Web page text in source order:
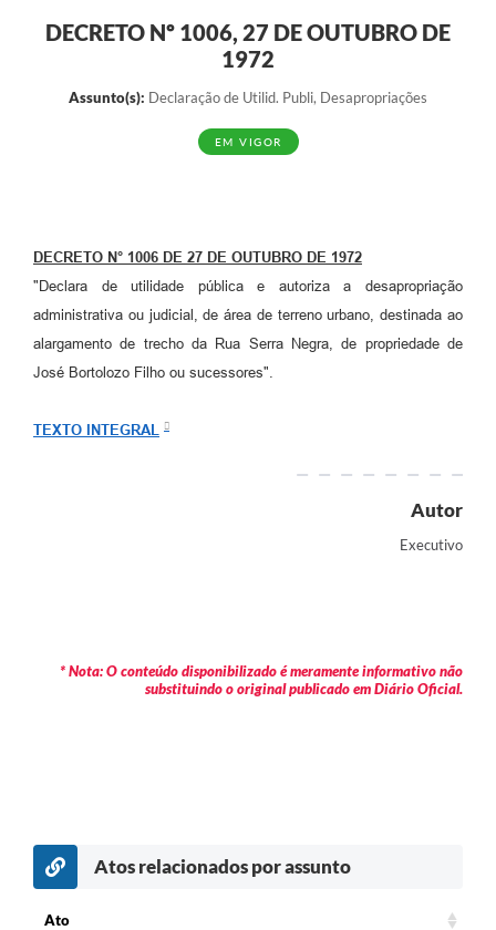
Programa Famílias Fortes
Contratação de estagiário - estudante de Direito -
Galeria de Fotos
Arquivos para Download
Turismo
A Prefeitura
DECRETO Nº 1006, 27 DE OUTUBRO DE
1972
Assunto(s): Declaração de Utilid. Publi, Desapropriações
EM VIGOR
DECRETO N° 1006 DE 27 DE OUTUBRO DE 1972
"Declara de utilidade pública e autoriza a desapropriação
administrativa ou judicial, de área de terreno urbano, destinada ao
alargamento de trecho da Rua Serra Negra, de propriedade de
José Bortolozo Filho ou sucessores".
TEXTO INTEGRAL
Autor
Executivo
* Nota: O conteúdo disponibilizado é meramente informativo não
substituindo o original publicado em Diário Oficial.
Atos relacionados por assunto
Ato